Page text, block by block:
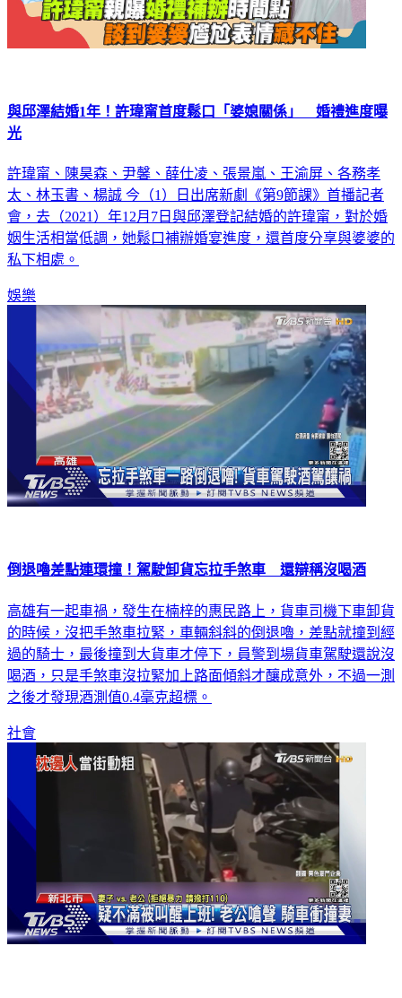
與邱澤結婚1年！許瑋甯首度鬆口「婆媳關係」 婚禮進度曝
光
許瑋甯、陳昊森、尹馨、薛仕凌、張景嵐、王渝屏、各務孝
太、林玉書、楊誠 今（1）日出席新劇《第9節課》首播記者
會，去（2021）年12月7日與邱澤登記結婚的許瑋甯，對於婚
姻生活相當低調，她鬆口補辦婚宴進度，還首度分享與婆婆的
私下相處。
娛樂
倒退嚕差點連環撞！駕駛卸貨忘拉手煞車 還辯稱沒喝酒
高雄有一起車禍，發生在楠梓的惠民路上，貨車司機下車卸貨
的時候，沒把手煞車拉緊，車輛斜斜的倒退嚕，差點就撞到經
過的騎士，最後撞到大貨車才停下，員警到場貨車駕駛還說沒
喝酒，只是手煞車沒拉緊加上路面傾斜才釀成意外，不過一測
之後才發現酒測值0.4毫克超標。
社會